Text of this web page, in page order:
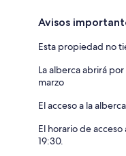
Avisos
Esta propiedad no
La alberca abrirá
marzo
El acceso a la
El horario de
19:30.